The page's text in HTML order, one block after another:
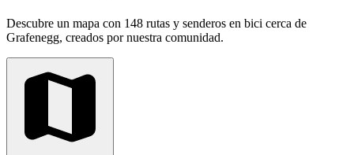
Descubre un mapa con 148 rutas y senderos en bici cerca de
Grafenegg, creados por nuestra comunidad.